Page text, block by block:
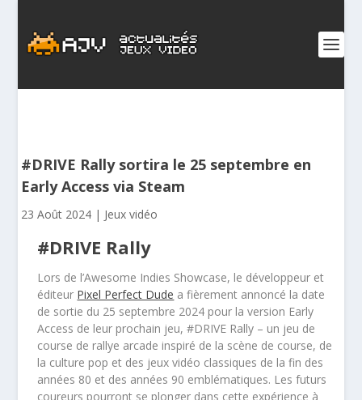
#DRIVE Rally sortira le 25 septembre en
Early Access via Steam
23 Août 2024 | Jeux vidéo
#DRIVE Rally
Lors de l’Awesome Indies Showcase, le développeur et
éditeur Pixel Perfect Dude a fièrement annoncé la date
de sortie du 25 septembre 2024 pour la version Early
Access de leur prochain jeu, #DRIVE Rally – un jeu de
course de rallye arcade inspiré de la scène de course, de
la culture pop et des jeux vidéo classiques de la fin des
années 80 et des années 90 emblématiques. Les futurs
coureurs pourront se plonger dans cette expérience à